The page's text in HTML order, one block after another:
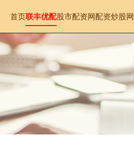
首页联丰优配股市配资网配资炒股网